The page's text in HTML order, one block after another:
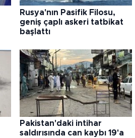
Rusya'nın Pasifik Filosu,
geniş çaplı askeri tatbikat
başlattı
Pakistan'daki intihar
saldırısında can kaybı 19'a